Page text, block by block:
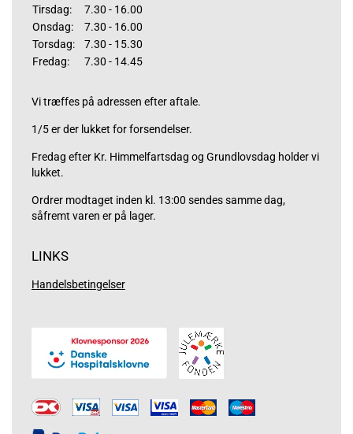
Tirsdag:
7.30 - 16.00
Onsdag:
7.30 - 16.00
Torsdag:
7.30 - 15.30
Fredag:
7.30 - 14.45
Vi træffes på adressen efter aftale.
1/5 er der lukket for forsendelser.
Fredag efter Kr. Himmelfartsdag og Grundlovsdag holder vi
lukket.
Ordrer modtaget inden kl. 13:00 sendes samme dag,
såfremt varen er på lager.
LINKS
Handelsbetingelser